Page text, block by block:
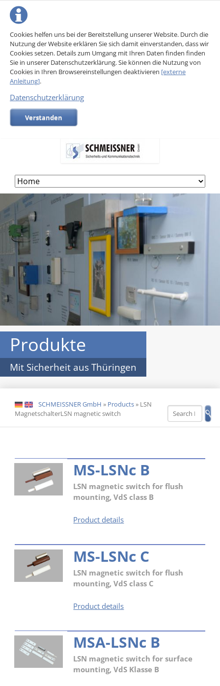
Cookies helfen uns bei der Bereitstellung unserer Website. Durch die
Nutzung der Website erklären Sie sich damit einverstanden, dass wir
Cookies setzen. Details zum Umgang mit Ihren Daten finden finden
Sie in unserer Datenschutzerklärung. Sie können die Nutzung von
Cookies in Ihren Browsereinstellungen deaktivieren [externe
Anleitung].
Datenschutzerklärung
Verstanden
navigation
Produkte
Mit Sicherheit aus Thüringen
DE EN SCHMEISSNER GmbH » Products» LSN
MagnetschalterLSN magnetic switch
MS-LSNc B
LSN magnetic switch for flush
mounting, VdS class B
Product detailsMS-
MS-LSNc C
LSN magnetic switch for flush
mounting, VdS class C
Product detailsMS-
MSA-LSNc B
LSN magnetic switch for surface
mounting, VdS Klasse B